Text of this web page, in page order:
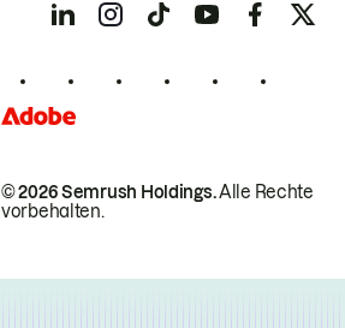
© 2026 Semrush Holdings.Alle Rechte
vorbehalten.